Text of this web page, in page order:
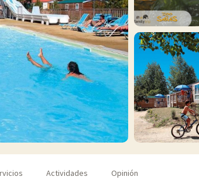
Actividades Opinión